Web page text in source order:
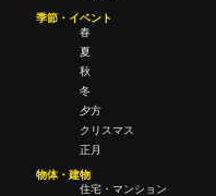
季節・イベント
春
夏
秋
冬
夕方
クリスマス
正月
物体・建物
住宅・マンション